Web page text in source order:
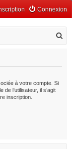
Connexion
r
à votre compte. Si
l’utilisateur, il s’agit
inscription.